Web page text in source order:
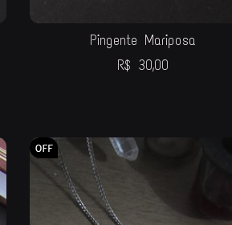
Pingente Mariposa
R$ 30,00